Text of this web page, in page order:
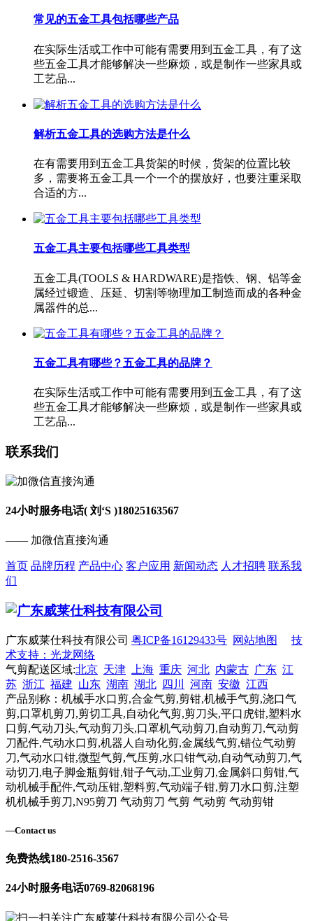
常见的五金工具包括哪些产品
在实际生活或工作中可能有需要用到五金工具，有了这
些五金工具才能够解决一些麻烦，或是制作一些家具或
工艺品...
解析五金工具的选购方法是什么
在有需要用到五金工具货架的时候，货架的位置比较
多，需要将五金工具一个一个的摆放好，也要注重采取
合适的方...
五金工具主要包括哪些工具类型
五金工具(TOOLS & HARDWARE)是指铁、钢、铝等金
属经过锻造、压延、切割等物理加工制造而成的各种金
属器件的总...
五金工具有哪些？五金工具的品牌？
在实际生活或工作中可能有需要用到五金工具，有了这
些五金工具才能够解决一些麻烦，或是制作一些家具或
工艺品...
联系我们
24小时服务电话( 刘‘S )18025163567
—— 加微信直接沟通
首页 品牌历程 产品中心 客户应用 新闻动态 人才招聘 联系我
们
广东威莱仕科技有限公司 粤ICP备16129433号 网站地图
技
术支持：光龙网络
气剪配送区域:北京 天津 上海 重庆 河北 内蒙古 广东 江
苏 浙江 福建 山东 湖南 湖北 四川 河南 安徽 江西
产品别称：机械手水口剪,合金气剪,剪钳,机械手气剪,浇口气
剪,口罩机剪刀,剪切工具,自动化气剪,剪刀头,平口虎钳,塑料水
口剪,气动刀头,气动剪刀头,口罩机气动剪刀,自动剪刀,气动剪
刀配件,气动水口剪,机器人自动化剪,金属线气剪,错位气动剪
刀,气动水口钳,微型气剪,气压剪,水口钳气动,自动气动剪刀,气
动切刀,电子脚金瓶剪钳,钳子气动,工业剪刀,金属斜口剪钳,气
动机械手配件,气动压钳,塑料剪,气动端子钳,剪刀水口剪,注塑
机机械手剪刀,N95剪刀 气动剪刀 气剪 气动剪 气动剪钳
—Contact us
免费热线180-2516-3567
24小时服务电话0769-82068196